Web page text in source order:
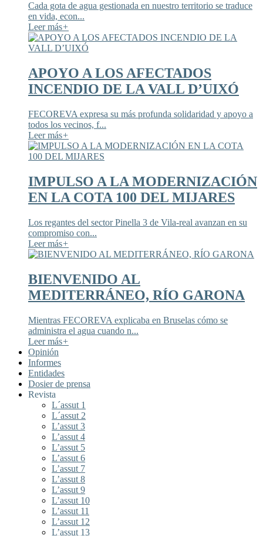
Cada gota de agua gestionada en nuestro territorio se traduce
en vida, econ...
Leer más+
APOYO A LOS AFECTADOS
INCENDIO DE LA VALL D’UIXÓ
FECOREVA expresa su más profunda solidaridad y apoyo a
todos los vecinos, f...
Leer más+
IMPULSO A LA MODERNIZACIÓN
EN LA COTA 100 DEL MIJARES
Los regantes del sector Pinella 3 de Vila-real avanzan en su
compromiso con...
Leer más+
BIENVENIDO AL
MEDITERRÁNEO, RÍO GARONA
Mientras FECOREVA explicaba en Bruselas cómo se
administra el agua cuando n...
Leer más+
Opinión
Informes
Entidades
Dosier de prensa
Revista
L´assut 1
L´assut 2
L’assut 3
L’assut 4
L’assut 5
L’assut 6
L’assut 7
L’assut 8
L’assut 9
L’assut 10
L’assut 11
L’assut 12
L’assut 13